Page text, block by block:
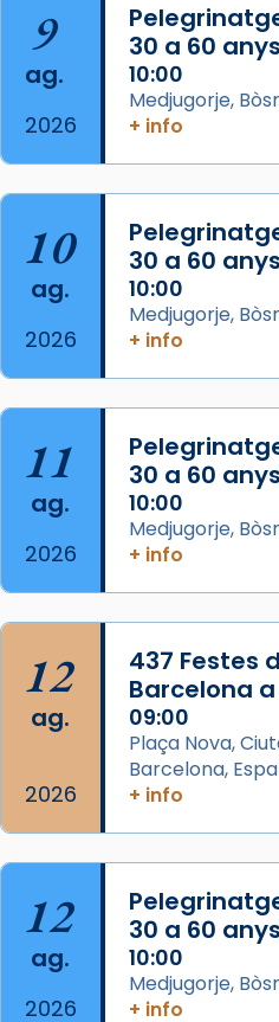
📸 J. Merino
Photo
View on Facebook ·
de Barcelona.
2 weeks ago
Aquest dilluns, 27 de
missa d’acció de
comitè organitzador
del Sant Pare Lleó XIV
col·laboradors, a la
concelebrat el bisbe
Mons. David Abadías.
📸 Dr. G. Simón
Photo
View on Facebook · Share
Arquebisbat de
2 weeks ago
Memòria de les santes
Semproniana, verges i
Acompanyant la
partir de l’Edat
que les santes Juliana
Semproniana (“relatiu
eterna”) són deixebles
frare Joan Gaspar
que les santes són filles
Mataró en reivindicarà
9
ag.
2026
30 a 60
10:00
Medjugorje,
+ info
10
ag.
2026
30 a 60
10:00
Medjugorje,
+ info
11
ag.
2026
30 a 60
10:00
Medjugorje,
+ info
12
ag.
2026
437 Festes
Barcelona
09:00
Plaça Nova,
Barcelona,
+ info
12
ag.
2026
30 a 60
10:00
Medjugorje,
+ info